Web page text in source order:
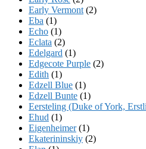
Early Vermont (2)
Eba (1)
Echo (1)
Eclata (2)
Edelgard (1)
Edgecote Purple (2)
Edith (1)
Edzell Blue (1)
Edzell Bunte (1)
Eersteling (Duke of York,
Ehud (1)
Eigenheimer(1)
Ekaterininskiy (2)